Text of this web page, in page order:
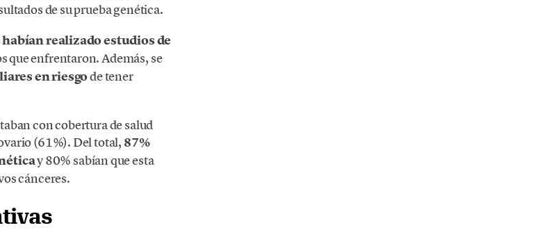
de su prueba genética.
realizado estudios de
que enfrentaron. Además, se
en riesgode tener
con cobertura de salud
(61%). Del total, 87%
y 80% sabían que esta
cánceres.